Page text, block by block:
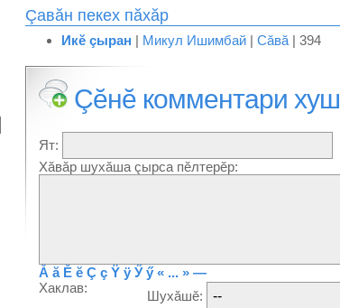
Çавăн пекех пăхăр
Икĕ çыран | Микул Ишимбай | Сăвă | 394
Çĕнĕ комментари хуш
Ят:
Хăвăр шухăша çырса пĕлтерĕр:
Ă ă Ĕ ĕ Ç ç Ÿ ÿ Ӳ ӳ « ... » —
Хаклав:
Шухăшĕ: